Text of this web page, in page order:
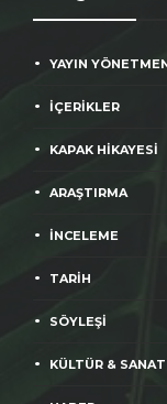
YAYIN
İÇERİKLER
KAPAK HİKAYESİ
ARAŞTIRMA
İNCELEME
TARİH
SÖYLEŞİ
KÜLTÜR & SANAT